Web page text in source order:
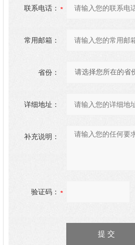
联系电话：
常用邮箱：
省份：
详细地址：
补充说明：
验证码：